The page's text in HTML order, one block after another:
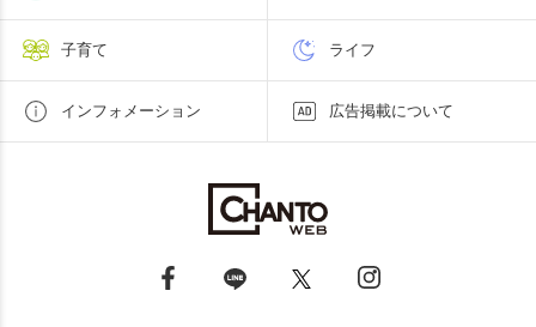
子育て ライフ
インフォメーション 広告掲載について